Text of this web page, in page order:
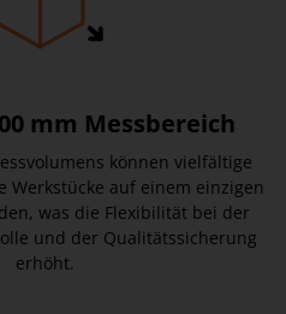
mm Messbereich
können vielfältige
Werkstücke auf einem einzigen
was die Flexibilität bei der
und der Qualitätssicherung
erhöht.